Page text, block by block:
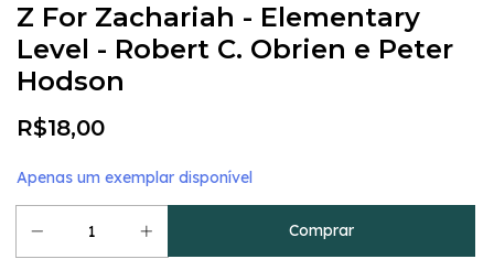
Z For Zachariah - Elementary
Level - Robert C. Obrien e Peter
Hodson
R$18,00
Apenas um exemplar disponível